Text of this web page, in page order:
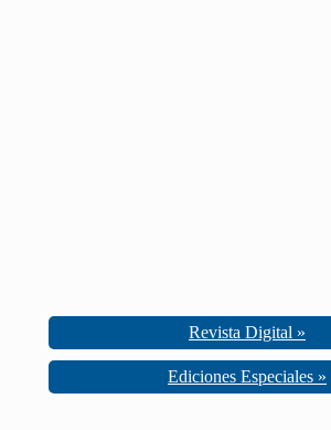
Revista Digital »
Ediciones Especiales »